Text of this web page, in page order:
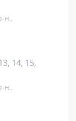
н.,
14, 15,
н.,